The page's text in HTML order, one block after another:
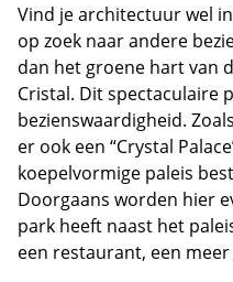
Vind je architectuur wel
op zoek naar andere
dan het groene hart van
Cristal. Dit spectaculaire
bezienswaardigheid.
er ook een “Crystal
koepelvormige paleis
Doorgaans worden hier
park heeft naast het
een restaurant, een